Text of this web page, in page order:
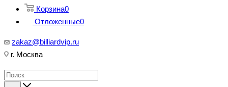
Корзина0
Отложенные0
zakaz@billiardvip.ru
г. Москва